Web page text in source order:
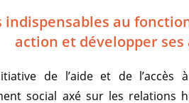
indispensables au
action et développer
de l’aide et de
social axé sur les